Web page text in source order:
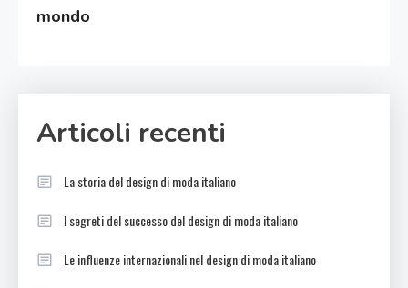
mondo
Articoli recenti
La storia del design di moda italiano
I segreti del successo del design di moda italiano
Le influenze internazionali nel design di moda italiano